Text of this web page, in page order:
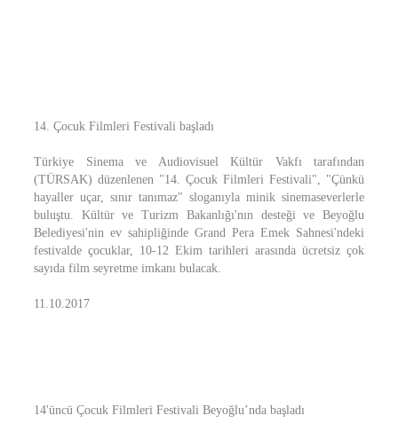
14. Çocuk Filmleri Festivali başladı
Türkiye Sinema ve Audiovisuel Kültür Vakfı tarafından
(TÜRSAK) düzenlenen "14. Çocuk Filmleri Festivali", "Çünkü
hayaller uçar, sınır tanımaz" sloganıyla minik sinemaseverlerle
buluştu. Kültür ve Turizm Bakanlığı'nın desteği ve Beyoğlu
Belediyesi'nin ev sahipliğinde Grand Pera Emek Sahnesi'ndeki
festivalde çocuklar, 10-12 Ekim tarihleri arasında ücretsiz çok
sayıda film seyretme imkanı bulacak.
11.10.2017
14'üncü Çocuk Filmleri Festivali Beyoğlu’nda başladı